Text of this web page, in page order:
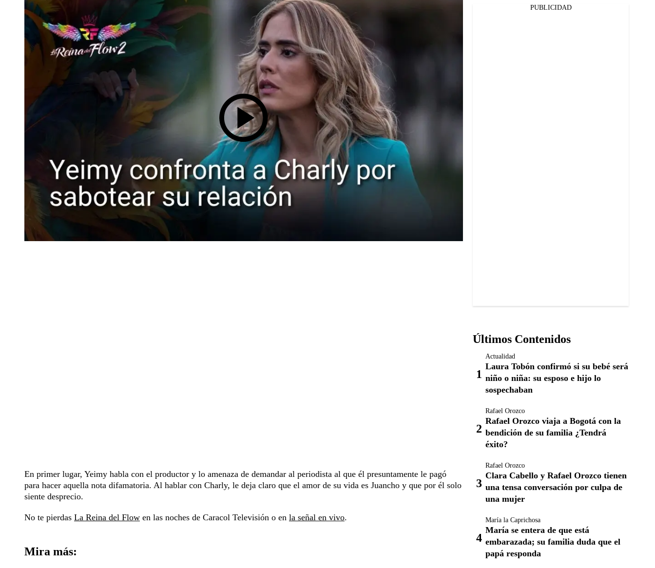
En primer lugar, Yeimy habla con el productor y lo amenaza de demandar al periodista al que él presuntamente le pagó
para hacer aquella nota difamatoria. Al hablar con Charly, le deja claro que el amor de su vida es Juancho y que por él solo
siente desprecio.
No te pierdas La Reina del Flow en las noches de Caracol Televisión o en la señal en vivo.
Mira más:
PUBLICIDAD
Últimos Contenidos
Actualidad
Laura Tobón confirmó si su bebé será
niño o niña: su esposo e hijo lo
sospechaban
Rafael Orozco
Rafael Orozco viaja a Bogotá con la
bendición de su familia ¿Tendrá
éxito?
Rafael Orozco
Clara Cabello y Rafael Orozco tienen
una tensa conversación por culpa de
una mujer
María la Caprichosa
María se entera de que está
embarazada; su familia duda que el
papá responda